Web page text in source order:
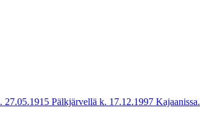
Pälkjärvellä k. 17.12.1997 Kajaanissa.